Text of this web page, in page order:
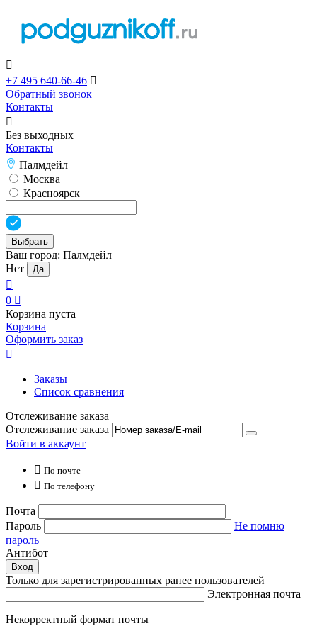

+7 495 640-66-46 
Обратный звонок
Контакты

Без выходных
Контакты
Палмдейл
Москва
Красноярск
Выбрать
Ваш город: Палмдейл
Нет
Да

0 
Корзина пуста
Корзина
Оформить заказ

Заказы
Список сравнения
Отслеживание заказа
Отслеживание заказа
Войти в аккаунт
 По почте
 По телефону
Почта
Пароль
Не помню
пароль
Антибот
Вход
Только для зарегистрированных ранее пользователей
Электронная почта
Некорректный формат почты